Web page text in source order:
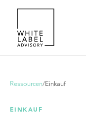
Ressourcen/Einkauf
EINKAUF